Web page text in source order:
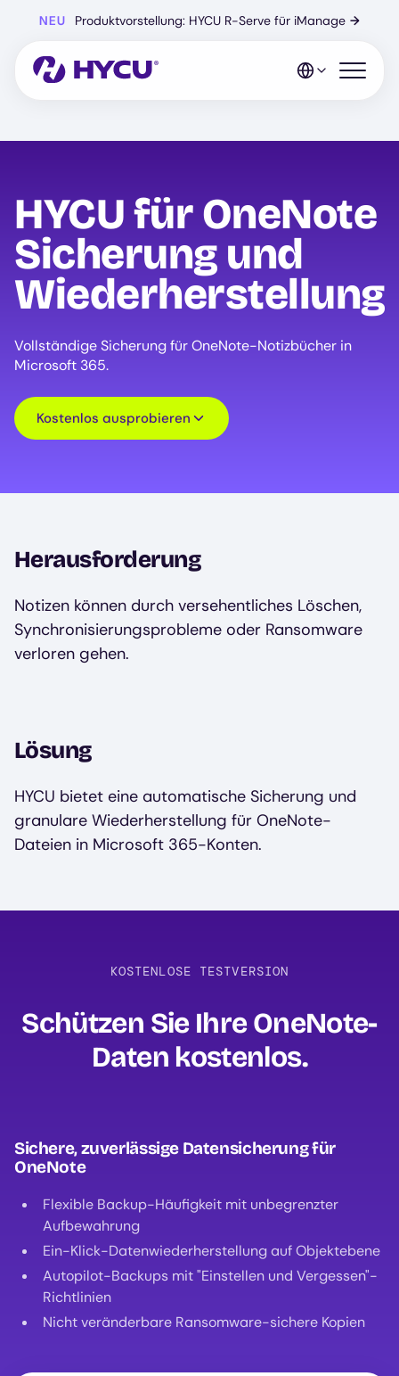
Hauptinhalt
NEU Produktvorstellung: HYCU R-Serve für iManage →
Mobiles
HYCU für OneNote
Sicherung und
Wiederherstellung
Vollständige Sicherung für OneNote-Notizbücher in
Microsoft 365.
Kostenlos ausprobieren
Herausforderung
Notizen können durch versehentliches Löschen,
Synchronisierungsprobleme oder Ransomware
verloren gehen.
Lösung
HYCU bietet eine automatische Sicherung und
granulare Wiederherstellung für OneNote-
Dateien in Microsoft 365-Konten.
KOSTENLOSE TESTVERSION
Schützen Sie Ihre OneNote-
Daten kostenlos‍.
Sichere, zuverlässige Datensicherung für
OneNote
Flexible Backup-Häufigkeit mit unbegrenzter
Aufbewahrung
Ein-Klick-Datenwiederherstellung auf Objektebene
Autopilot-Backups mit "Einstellen und Vergessen"-
Richtlinien
Nicht veränderbare Ransomware-sichere Kopien